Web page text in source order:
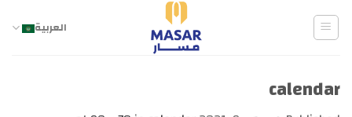
Skip
content
العربية
calendar